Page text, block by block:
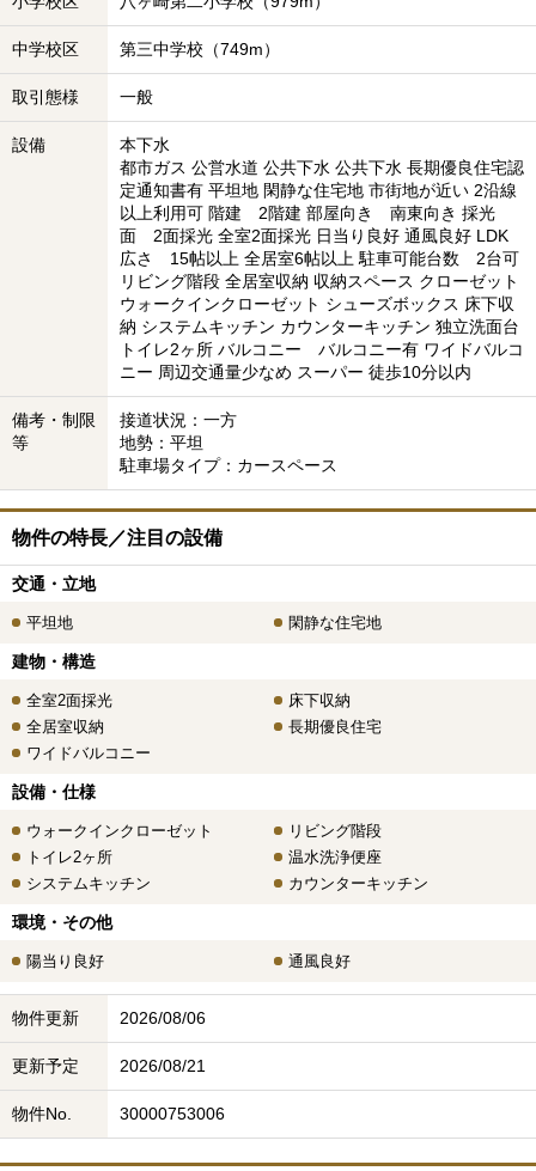
中学校区 第三中学校（749m）
取引態様 一般
設備
本下水
都市ガス 公営水道 公共下水 公共下水 長期優良住宅認
定通知書有 平坦地 閑静な住宅地 市街地が近い 2沿線
以上利用可 階建 2階建 部屋向き 南東向き 採光
面 2面採光 全室2面採光 日当り良好 通風良好 LDK
広さ 15帖以上 全居室6帖以上 駐車可能台数 2台可
リビング階段 全居室収納 収納スペース クローゼット
ウォークインクローゼット シューズボックス 床下収
納 システムキッチン カウンターキッチン 独立洗面台
トイレ2ヶ所 バルコニー バルコニー有 ワイドバルコ
ニー 周辺交通量少なめ スーパー 徒歩10分以内
備考・制限
等
接道状況：一方
地勢：平坦
駐車場タイプ：カースペース
物件の特長／注目の設備
交通・立地
平坦地 閑静な住宅地
建物・構造
全室2面採光
床下収納
全居室収納
長期優良住宅
ワイドバルコニー
設備・仕様
ウォークインクローゼット
リビング階段
トイレ2ヶ所
温水洗浄便座
システムキッチン
カウンターキッチン
環境・その他
陽当り良好 通風良好
物件更新 2026/08/06
更新予定 2026/08/21
物件No. 30000753006